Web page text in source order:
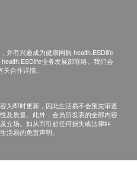
包括星期六、日及公众
会因应不同情况 (如个别
指明特定时段) 而有所延
报告时间可加快至14个
声波及心电图)，但个别报
因检测或mRNA等。客人
讲解。 *客人即使选择电
并有兴趣成为健康网购 health.ESDlife
业务发展部联络。我们会
合作详情。
为即时更新，因此生活易不会预先审查
及质量。此外，会员所发表的全部内容
立场。如从而引起任何损失或法律纠
活易的免责声明。